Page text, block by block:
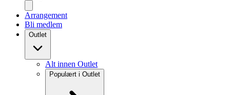
Arrangement
Bli medlem
Outlet
Alt innen Outlet
Populært i Outlet